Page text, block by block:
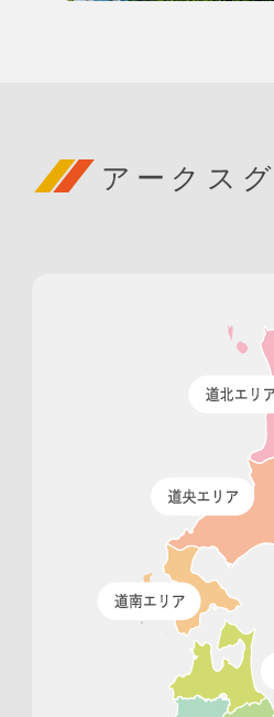
アークス